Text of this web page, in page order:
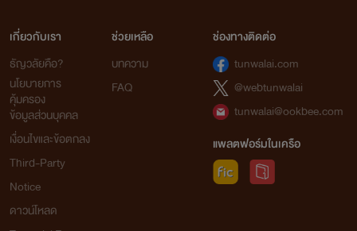
เกี่ยวกับเรา
ธัญวลัยคือ?
นโยบายการ
คุ้มครอง
ข้อมูลส่วนบุคคล
เงื่อนไขและข้อตกลง
Third-Party
Notice
ดาวน์โหลด
ช่วยเหลือ
บทความ
FAQ
ช่องทางติดต่อ
tunwalai.com
@webtunwalai
tunwalai@ookbee.com
แพลตฟอร์มในเครือ